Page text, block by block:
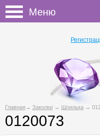
Меню
Главная → Заколки → Шпилька →
0120073